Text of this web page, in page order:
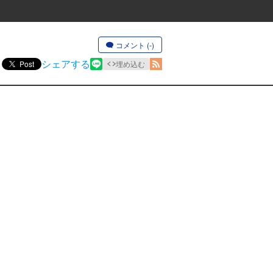
コメント (-)
Post シェアする 埋め込む